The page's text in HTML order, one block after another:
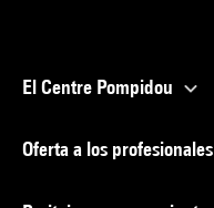
El Centre Pompidou
Oferta a los profesionales